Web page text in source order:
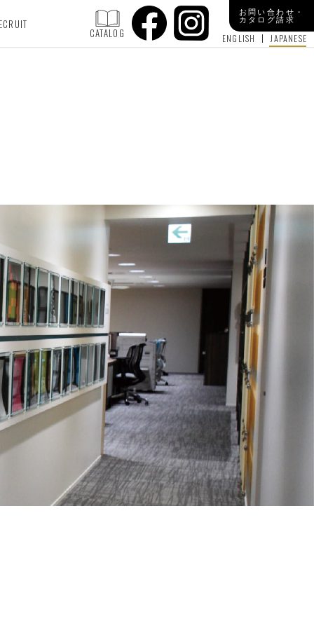
CATALOG ENGLISH JAPANESE
お問い合わせ・
カタログ請求